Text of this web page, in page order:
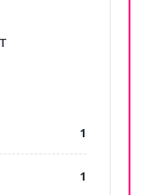
1
1